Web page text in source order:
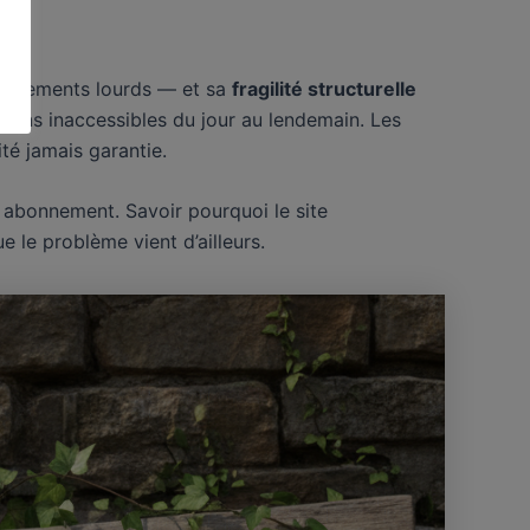
lourds — et sa fragilité structurelle
inaccessibles du jour au lendemain. Les
jamais garantie.
Savoir pourquoi le site
le problème vient d’ailleurs.